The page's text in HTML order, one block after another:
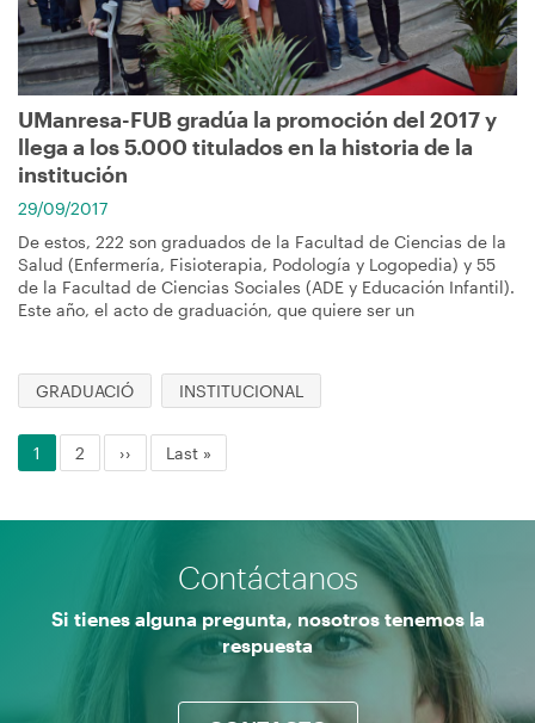
UManresa-FUB gradúa la promoción del 2017 y
llega a los 5.000 titulados en la historia de la
institución
29/09/2017
De estos, 222 son graduados de la Facultad de Ciencias de la
Salud (Enfermería, Fisioterapia, Podología y Logopedia) y 55
de la Facultad de Ciencias Sociales (ADE y Educación Infantil).
Este año, el acto de graduación, que quiere ser un
GRADUACIÓ INSTITUCIONAL
Página
1 Página
2
Siguiente
››
Última
Last »
Contáctanos
Si tienes alguna pregunta, nosotros tenemos la
respuesta